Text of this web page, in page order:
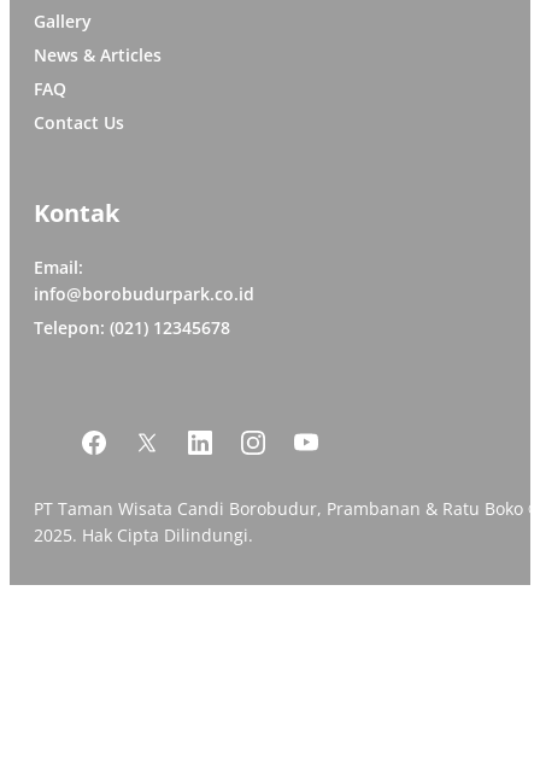
Gallery
News & Articles
FAQ
Contact Us
Kontak
Email:
info@borobudurpark.co.id
Telepon: (021) 12345678
PT Taman Wisata Candi Borobudur, Prambanan & Ratu Boko
2025. Hak Cipta Dilindungi.